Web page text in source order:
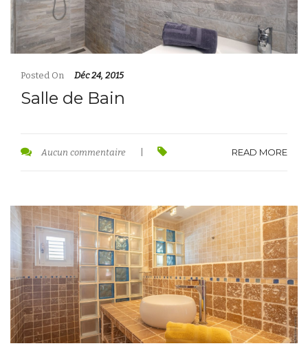
Posted On Déc 24, 2015
Salle de Bain
Aucun commentaire READ MORE